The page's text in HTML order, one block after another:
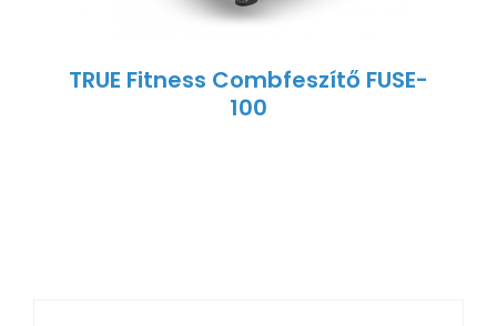
TRUE Fitness Combfeszítő FUSE-
100